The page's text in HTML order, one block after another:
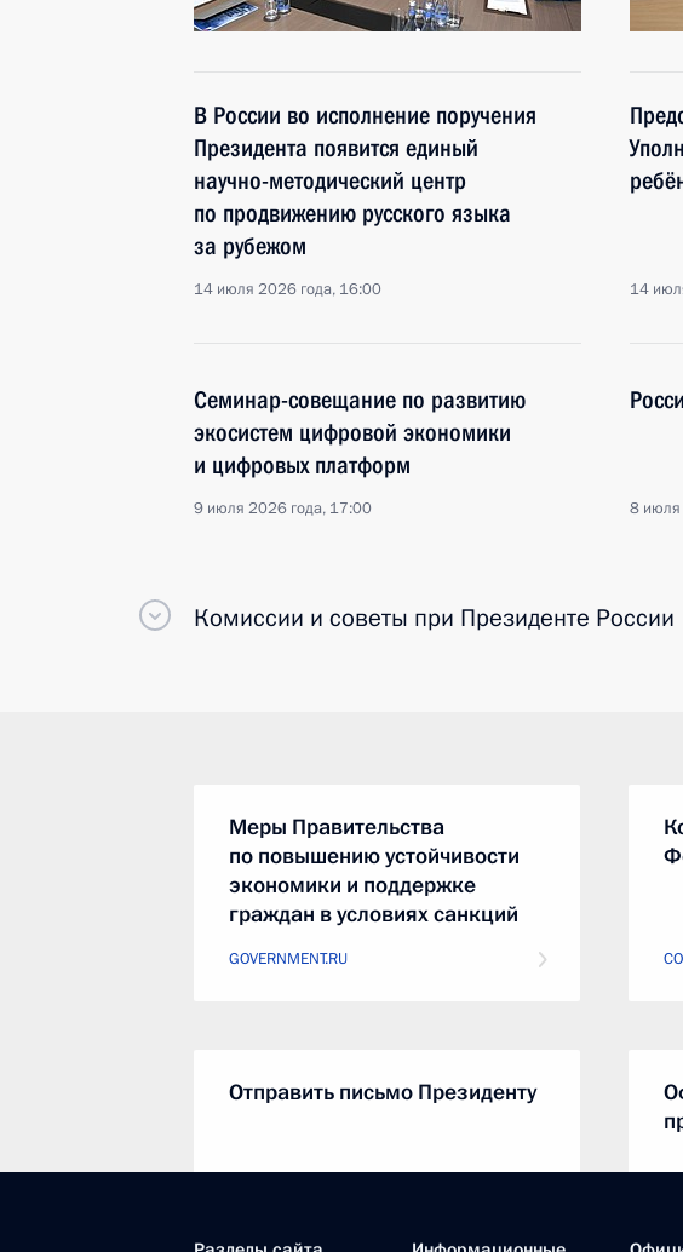
В России во исполнение поручения
Президента появится единый
научно-методический центр
по продвижению русского языка
за рубежом
14 июля 2026 года, 16:00 14
Семинар-совещание по развитию
экосистем цифровой экономики
и цифровых платформ
9 июля 2026 года, 17:00 8
Комиссии и советы при Президенте России
Меры Правительства
по повышению устойчивости
экономики и поддержке
граждан в условиях санкций
GOVERNMENT.RU
Отправить письмо Президенту